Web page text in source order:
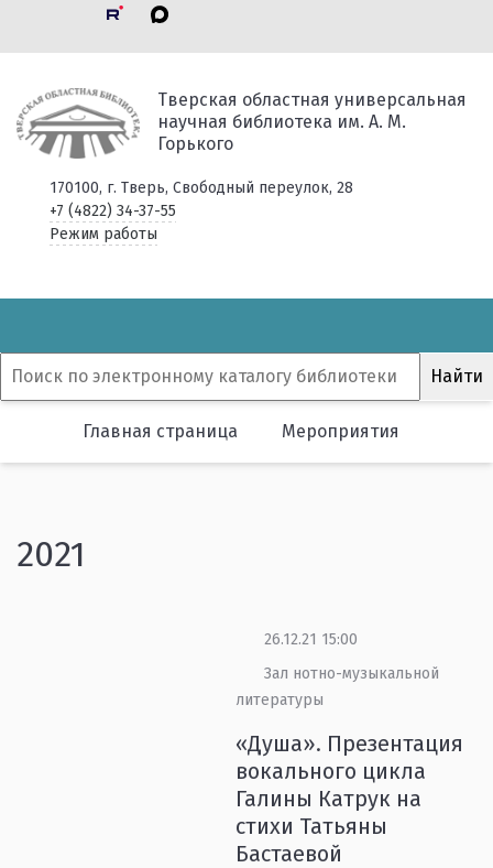
Тверская областная универсальная
научная библиотека им. А. М.
Горького
170100, г. Тверь, Свободный переулок, 28
+7 (4822) 34-37-55
Режим работы
Главная страница Мероприятия
2021
26.12.21 15:00
Зал нотно-музыкальной
литературы
«Душа». Презентация
вокального цикла
Галины Катрук на
стихи Татьяны
Бастаевой